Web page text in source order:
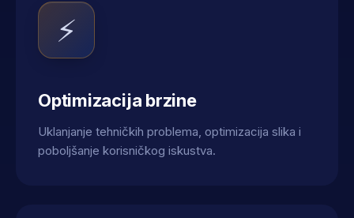
⚡
Optimizacija brzine
Uklanjanje tehničkih problema, optimizacija slika i
poboljšanje korisničkog iskustva.